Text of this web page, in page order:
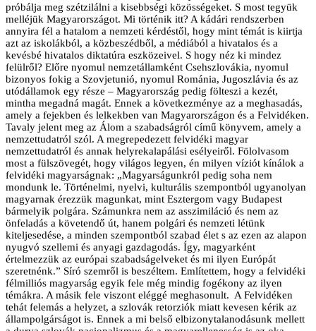
próbálja meg szétzilálni a kisebbségi közösségeket. S most tegyük
melléjük Magyarországot. Mi történik itt? A kádári rendszerben
annyira fél a hatalom a nemzeti kérdéstől, hogy mint témát is kiirtja
azt az iskolákból, a közbeszédből, a médiából a hivatalos és a
kevésbé hivatalos diktatúra eszközeivel. S hogy néz ki mindez
felülről? Előre nyomul nemzetállamként Csehszlovákia, nyomul
bizonyos fokig a Szovjetunió, nyomul Románia, Jugoszlávia és az
utódállamok egy része – Magyarország pedig fölteszi a kezét,
mintha megadná magát. Ennek a következménye az a meghasadás,
amely a fejekben és lelkekben van Magyarországon és a Felvidéken.
Tavaly jelent meg az Álom a szabadságról című könyvem, amely a
nemzettudatról szól. A megrepedezett felvidéki magyar
nemzettudatról és annak helyrekalapálási esélyeiről. Fölolvasom
most a fülszövegét, hogy világos legyen, én milyen víziót kínálok a
felvidéki magyarságnak: „Magyarságunkról pedig soha nem
mondunk le. Történelmi, nyelvi, kulturális szempontból ugyanolyan
magyarnak érezzük magunkat, mint Esztergom vagy Budapest
bármelyik polgára. Számunkra nem az asszimiláció és nem az
önfeladás a követendő út, hanem polgári és nemzeti létünk
kiteljesedése, a minden szempontból szabad élet s az ezen az alapon
nyugvó szellemi és anyagi gazdagodás. Így, magyarként
értelmezzük az európai szabadságelveket és mi ilyen Európát
szeretnénk.” Síró szemről is beszéltem. Említettem, hogy a felvidéki
félmilliós magyarság egyik fele még mindig fogékony az ilyen
témákra. A másik fele viszont eléggé meghasonult. A Felvidéken
tehát felemás a helyzet, a szlovák retorziók miatt kevesen kérik az
állampolgárságot is. Ennek a mi belső elbizonytalanodásunk mellett